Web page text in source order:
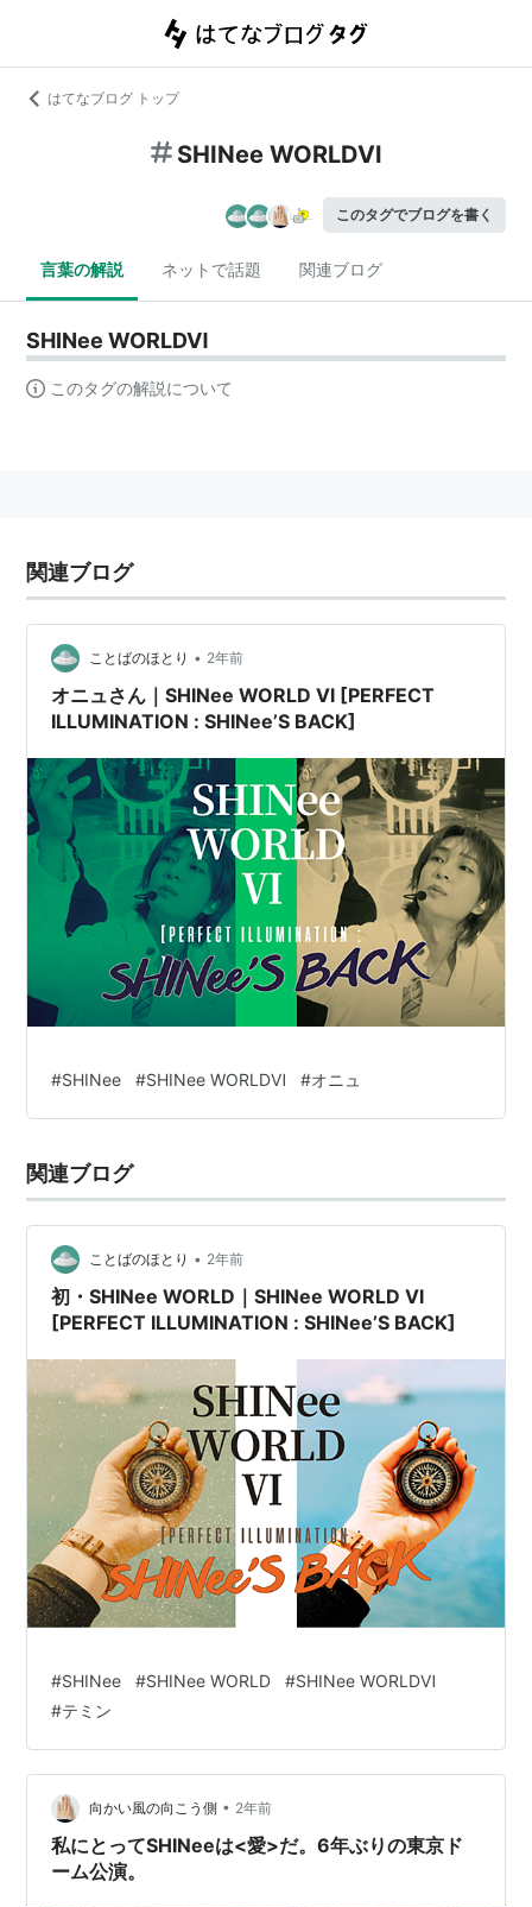
はてなブログ トップ
SHINee WORLDⅥ
このタグでブログを書く
言葉の解説 ネットで話題 関連ブログ
SHINee WORLDⅥ
このタグの解説について
関連ブログ
ことばのほとり • 2年前
オニュさん｜SHINee WORLD Ⅵ [PERFECT
ILLUMINATION : SHINee’S BACK]
#SHINee #SHINee WORLDⅥ #オニュ
関連ブログ
ことばのほとり • 2年前
初・SHINee WORLD｜SHINee WORLD Ⅵ
[PERFECT ILLUMINATION : SHINee’S BACK]
#SHINee #SHINee WORLD #SHINee WORLDⅥ
#テミン
向かい風の向こう側 • 2年前
私にとってSHINeeは<愛>だ。6年ぶりの東京ド
ーム公演。